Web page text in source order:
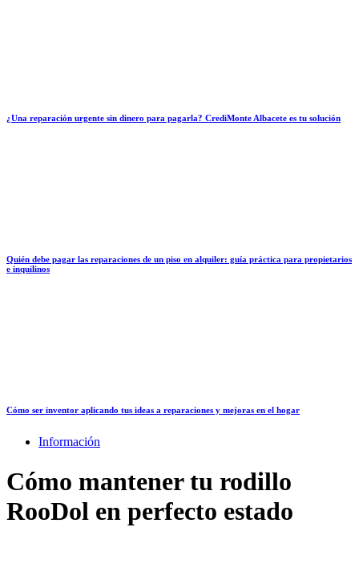
¿Una reparación urgente sin dinero para pagarla? CrediMonte Albacete es tu solución
Quién debe pagar las reparaciones de un piso en alquiler: guía práctica para propietarios
e inquilinos
Cómo ser inventor aplicando tus ideas a reparaciones y mejoras en el hogar
Información
Cómo mantener tu rodillo
RooDol en perfecto estado